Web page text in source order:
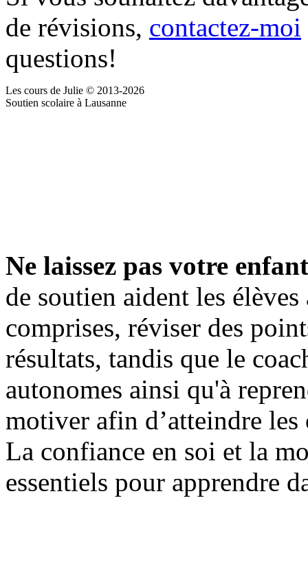
de révisions, contactez-moi
questions!
Les cours de Julie © 2013-2026
Soutien scolaire à Lausanne
Ne laissez pas votre
de soutien aident les
comprises, réviser des
résultats, tandis que le
autonomes ainsi qu'à
motiver afin d’atteindre
La confiance en soi et la
essentiels pour apprendre